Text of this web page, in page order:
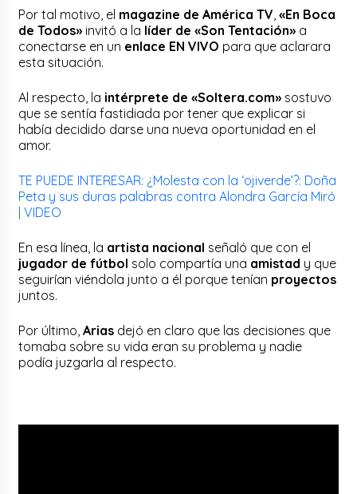
Por tal motivo, el magazine de América TV ,«En Boca
de Todos» invitó a la líder de «Son Tentación» a
conectarse en un enlace EN VIVO para que aclarara
esta situación.
Al respecto, la intérprete de «Soltera.com» sostuvo
que se sentía fastidiada por tener que explicar si
había decidido darse una nueva oportunidad en el
amor.
TE PUEDE INTERESAR: ¿Molesta con la ‘ojiverde’?: Doña
Peta y sus duras palabras contra Alondra García Miró
| VIDEO
En esa línea, la artista nacional señaló que con el
jugador de fútbol solo compartía una amistad y que
seguirían viéndola junto a él porque tenían proyectos
juntos.
Por último,Arias dejó en claro que las decisiones que
tomaba sobre su vida eran su problema y nadie
podía juzgarla al respecto.